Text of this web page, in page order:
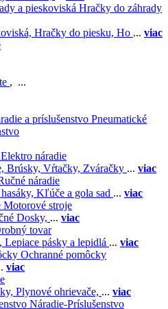
Hračky do záhrady
Hračky do piesku, Ho ... viac
, ...
Pneumatické
Elektro náradie
Brúsky, Vŕtačky, Zváračky ... viac
náradie
Kľúče a gola sad ... viac
Motorové stroje
Dosky, ... viac
tovar
Lepiace pásky a lepidlá ... viac
Ochranné pomôcky
viac
Plynové ohrievače, ... viac
Náradie-Príslušenstvo